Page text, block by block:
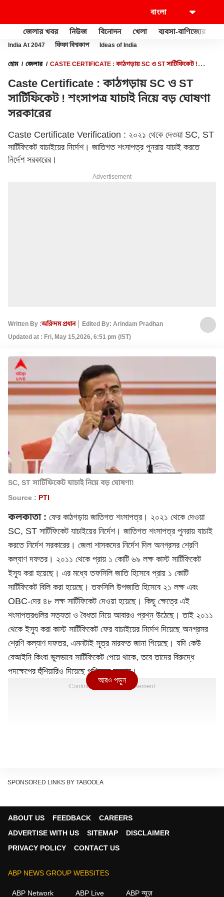
জেলার খবর নিউজ বিনোদন খেলা ব্যবসা-বাণিজ্যের
India At 2047 ফিফা বিশ্বকাপ Ideas of India
হোম জেলার
CASTE CERTIFICATE : কাঠগড়ায় SC ও ST সার্টিফিকেট !
Caste Certificate : কাঠগড়ায় SC ও ST
সার্টিফিকেট ! শংসাপত্র যাচাই নিয়ে বড় ঘোষণা
সরকারের
Caste Certificate Verification : ২০২১ থেকে দেওয়া SC, ST
সার্টিফিকেট যাচাইয়ের নির্দেশ। জাতিগত শংসাপত্র পুনরায় যাচাই করতে
নির্দেশ সরকারের।
Advertisement
Written By :অরিন্দম প্রধান
Edited By: Arindam Pradhan
Updated at : Fri, May 15,2026, 6:51 pm (IST)
SC, ST সার্টিফিকেট যাচাই নিয়ে বড় ঘোষণা!
Source : PTI
কলকাতা : ফের কাঠগড়ায় জাতিগত শংসাপত্র। ২০২১ থেকে দেওয়া
SC, ST সার্টিফিকেট যাচাইয়ের নির্দেশ। জাতিগত শংসাপত্র পুনরায় যাচাই
করতে নির্দেশ সরকারের। জেলা শাসকদের নির্দেশ দিল অনগ্রসর শ্রেণি
কল্যাণ দফতর। ২০১১ থেকে প্রায় ১ কোটি ৬৯ লক্ষ কাস্ট সার্টিফিকেট
ইস্যু করা হয়েছে। এর মধ্যে তফসিলি জাতি হিসেবে প্রায় ১ কোটি
সার্টিফিকেট বিলি করা হয়েছে। তফসিলি উপজাতি হিসেবে ২১ লক্ষ এবং
OBC-দের ৪৮ লক্ষ সার্টিফিকেট দেওয়া হয়েছে। কিছু ক্ষেত্রে এই
শংসাপত্রগুলির সত্যতা ও বৈধতা নিয়ে আবারও প্রশ্ন উঠেছে। তাই ২০১১
থেকে ইস্যু করা কাস্ট সার্টিফিকেট ফের যাচাইয়ের নির্দেশ দিয়েছে অনগ্রসর
শ্রেণি কল্যাণ দফতর, এমনটাই সূত্র মারফত জানা গিয়েছে। যদি কেউ
বেআইনি কিংবা ভুলভাবে সার্টিফিকেট পেয়ে থাকে, তবে তাদের বিরুদ্ধে
পদক্ষেপের হুঁশিয়ারিও দিয়েছে পশ্চিমবঙ্গ সরকার।
Continues below advertisement
আরও পড়ুন
SPONSORED LINKS BY TABOOLA
ABOUT US FEEDBACK
CAREERS
ADVERTISE WITH US
SITEMAP
DISCLAIMER
PRIVACY POLICY
CONTACT US
ABP NEWS GROUP WEBSITES
ABP Network ABP Live ABP न्यूज़